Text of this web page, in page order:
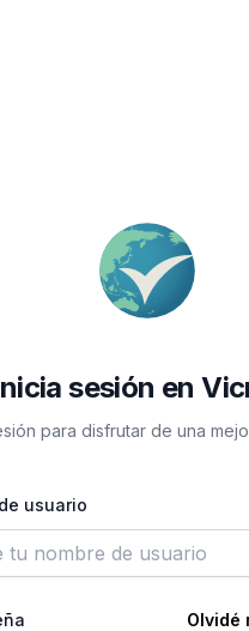
sesión en
para disfrutar de una
usuario
Olvidé